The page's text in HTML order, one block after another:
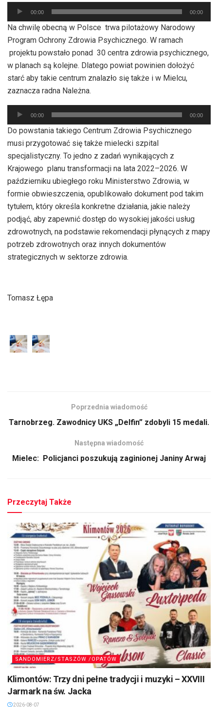
plików
dźwiękowych
00:00 00:00
Na chwilę obecną w Polsce trwa pilotażowy Narodowy
Program Ochrony Zdrowia Psychicznego. W ramach
projektu powstało ponad 30 centra zdrowia psychicznego,
w planach są kolejne. Dlatego powiat powinien dołożyć
starć aby takie centrum znalazło się także i w Mielcu,
zaznacza radna Należna.
Odtwarzacz
plików
dźwiękowych
00:00 00:00
Do powstania takiego Centrum Zdrowia Psychicznego
musi przygotować się także mielecki szpital
specjalistyczny. To jedno z zadań wynikających z
Krajowego planu transformacji na lata 2022–2026. W
październiku ubiegłego roku Ministerstwo Zdrowia, w
formie obwieszczenia, opublikowało dokument pod takim
tytułem, który określa konkretne działania, jakie należy
podjąć, aby zapewnić dostęp do wysokiej jakości usług
zdrowotnych, na podstawie rekomendacji płynących z mapy
potrzeb zdrowotnych oraz innych dokumentów
strategicznych w sektorze zdrowia.
Tomasz Łępa
Poprzednia wiadomość
Tarnobrzeg. Zawodnicy UKS „Delfin” zdobyli 15 medali.
Następna wiadomość
Mielec: Policjanci poszukują zaginionej Janiny Arwaj
Przeczytaj Także
SANDOMIERZ/STASZÓW /OPATÓW
Klimontów: Trzy dni pełne tradycji i muzyki – XXVIII
Jarmark na św. Jacka
2026-08-07